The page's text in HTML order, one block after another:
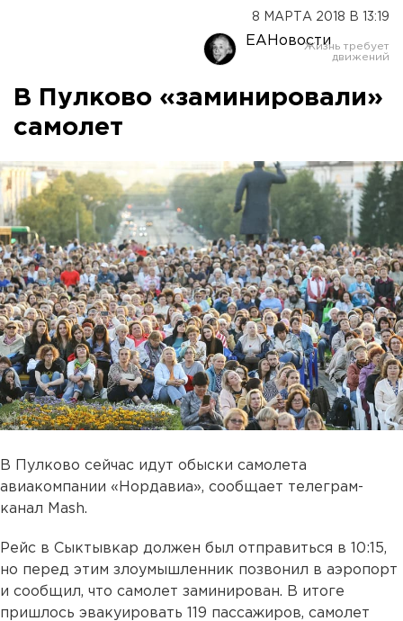
8 МАРТА 2018 В 13:19
ЕАНовости
В Пулково «заминировали»
самолет
В Пулково сейчас идут обыски самолета
авиакомпании «Нордавиа», сообщает телеграм-
канал Mash.
Рейс в Сыктывкар должен был отправиться в 10:15,
но перед этим злоумышленник позвонил в аэропорт
и сообщил, что самолет заминирован. В итоге
пришлось эвакуировать 119 пассажиров, самолет